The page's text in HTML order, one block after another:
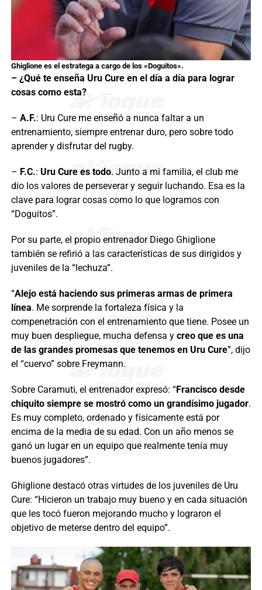
Ghiglione es el estratega a cargo de los «Doguitos».
– ¿Qué te enseña Uru Cure en el día a día para lograr
cosas como esta?
– A.F.: Uru Cure me enseñó a nunca faltar a un
entrenamiento, siempre entrenar duro, pero sobre todo
aprender y disfrutar del rugby.
– F.C.: Uru Cure es todo. Junto a mi familia, el club me
dio los valores de perseverar y seguir luchando. Esa es la
clave para lograr cosas como lo que logramos con
“Doguitos”.
Por su parte, el propio entrenador Diego Ghiglione
también se refirió a las características de sus dirigidos y
juveniles de la “lechuza”.
“Alejo está haciendo sus primeras armas de primera
línea. Me sorprende la fortaleza física y la
compenetración con el entrenamiento que tiene. Posee un
muy buen despliegue, mucha defensa y creo que es una
de las grandes promesas que tenemos en Uru Cure”, dijo
el “cuervo” sobre Freymann.
Sobre Caramuti, el entrenador expresó: “Francisco desde
chiquito siempre se mostró como un grandísimo jugador.
Es muy completo, ordenado y físicamente está por
encima de la media de su edad. Con un año menos se
ganó un lugar en un equipo que realmente tenía muy
buenos jugadores”.
Ghiglione destacó otras virtudes de los juveniles de Uru
Cure: “Hicieron un trabajo muy bueno y en cada situación
que les tocó fueron mejorando mucho y lograron el
objetivo de meterse dentro del equipo”.